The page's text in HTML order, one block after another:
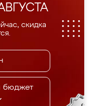
скидка
бюджет